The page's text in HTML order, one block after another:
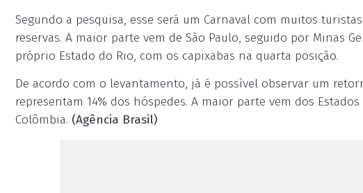
Segundo a pesquisa, esse será um Carnaval com muitos
reservas. A maior parte vem de São Paulo, seguido por Minas
próprio Estado do Rio, com os capixabas na quarta posição.
De acordo com o levantamento, já é possível observar um
representam 14% dos hóspedes. A maior parte vem dos
Colômbia. (Agência Brasil)